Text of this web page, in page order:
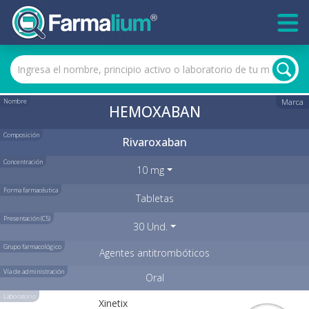
Nombre Marca
HEMOXABAN
Composición Rivaroxaban
Concentración
10 mg
Forma farmacéutica
Tabletas
Presentación (C5)
30 Und.
Grupo farmacológico Agentes antitrombóticos
Vía de administración Oral
Laboratorio
Xinetix